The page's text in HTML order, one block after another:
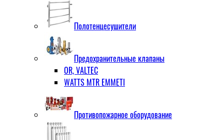
Полотенцесушители
Предохранительные клапаны
OR, VALTEC
WATTS MTR EMMETI
Противопожарное оборудование